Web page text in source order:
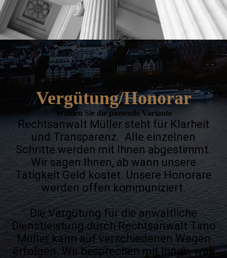
Vergütung/Honorar
Wählen Sie die passende Variante
Rechtsanwalt Müller steht für Klarheit
und Transparenz. Alle einzelnen
Schritte werden mit Ihnen abgestimmt.
Wir sagen Ihnen, ab wann unsere
Tätigkeit Geld kostet. Unsere Honorare
werden offen kommuniziert.
Die Vergütung für die anwaltliche
Dienstleistung durch Rechtsanwalt Timo
Müller kann auf verschiedenen Wegen
erfolgen. Wir besprechen mit Ihnen, was